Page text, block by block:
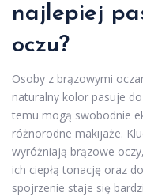
najlepiej
oczu?
Osoby z brązowymi
naturalny kolor pasuje
temu mogą swobodnie
różnorodne makijaże.
wyróżniają brązowe
ich ciepłą tonację oraz
spojrzenie staje się